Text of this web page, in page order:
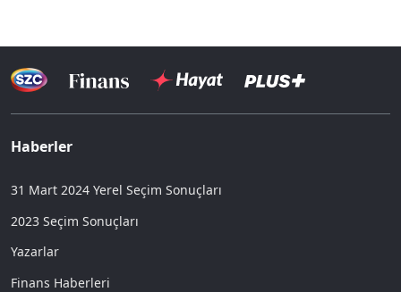
Haberler
31 Mart 2024 Yerel Seçim Sonuçları
2023 Seçim Sonuçları
Yazarlar
Finans Haberleri